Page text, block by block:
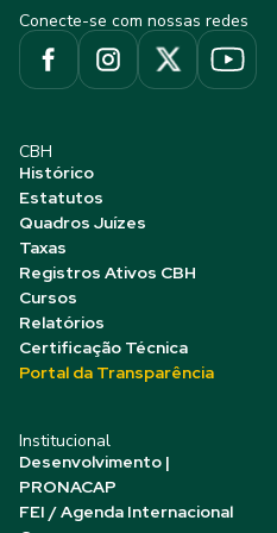
Conecte-se com nossas redes
CBH
Histórico
Estatutos
Quadros Juízes
Taxas
Registros Ativos CBH
Cursos
Relatórios
Certificação Técnica
Portal da Transparência
Institucional
Desenvolvimento |
PRONACAP
FEI / Agenda Internacional